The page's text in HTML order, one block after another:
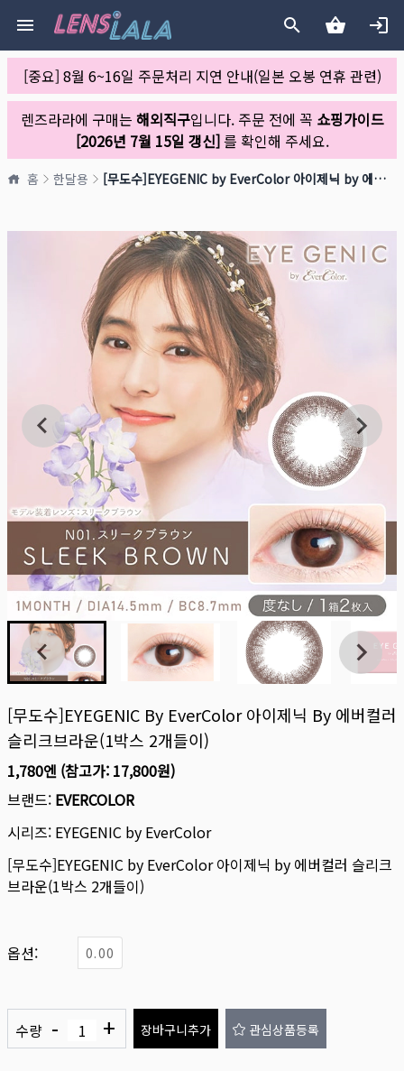
[중요] 8월 6~16일 주문처리 지연 안내(일본 오봉 연휴 관련)
렌즈라라에 구매는 해외직구입니다. 주문 전에 꼭 쇼핑가이드
[2026년 7월 15일 갱신]를 확인해 주세요.
홈 한달용 [무도수]EYEGENIC by EverColor 아이제닉 by 에버컬러 슬리크브라운(1박스 2개들이)
[무도수]EYEGENIC By EverColor 아이제닉 By 에버컬러
슬리크브라운(1박스 2개들이)
1,780엔 (참고가: 17,800원)
브랜드: EVERCOLOR
시리즈: EYEGENIC by EverColor
[무도수]EYEGENIC by EverColor 아이제닉 by 에버컬러 슬리크
브라운(1박스 2개들이)
옵션: 0.00
수량 - + 장바구니추가 관심상품등록